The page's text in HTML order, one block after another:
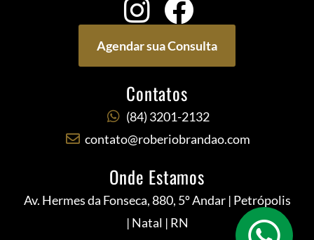
Agendar sua Consulta
Contatos
(84) 3201-2132
contato@roberiobrandao.com
Onde Estamos
Av. Hermes da Fonseca, 880, 5º Andar | Petrópolis
| Natal | RN